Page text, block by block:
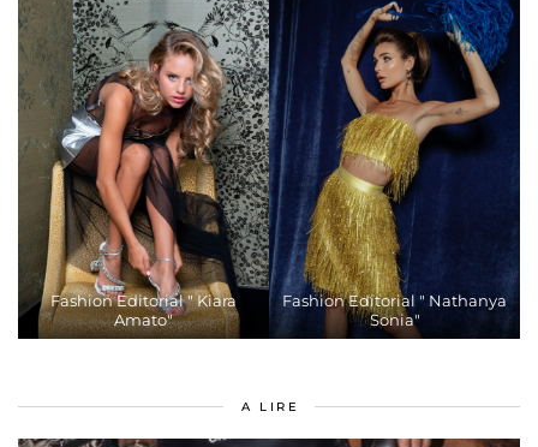
Fashion Editorial " Kiara
Amato"
Fashion Editorial " Nathanya
Sonia"
A LIRE